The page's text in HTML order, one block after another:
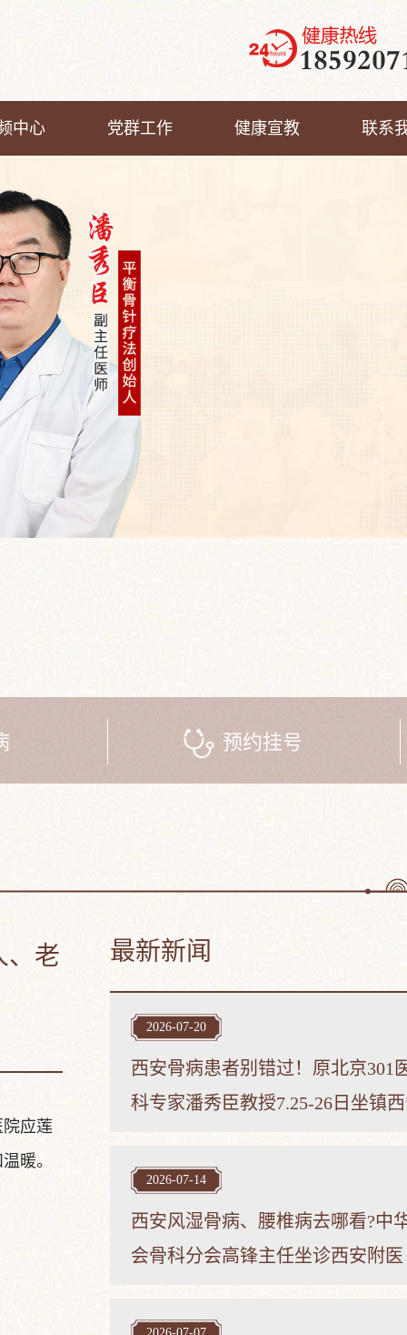
中心 党群工作 健康宣教 联系
预约挂号
、老
应莲
暖。
最新新闻
2026-07-20
西安骨病患者别错过！原北京301
科专家潘秀臣教授7.25-26日坐镇
2026-07-14
西安风湿骨病、腰椎病去哪看?中
会骨科分会高锋主任坐诊西安附医